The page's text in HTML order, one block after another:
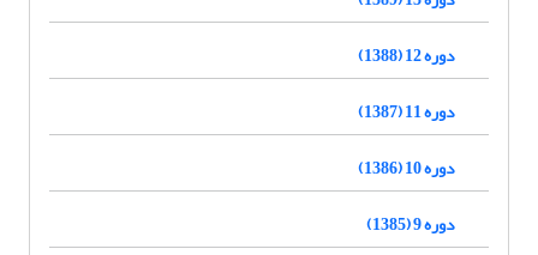
دوره 12 (1388)
دوره 11 (1387)
دوره 10 (1386)
دوره 9 (1385)